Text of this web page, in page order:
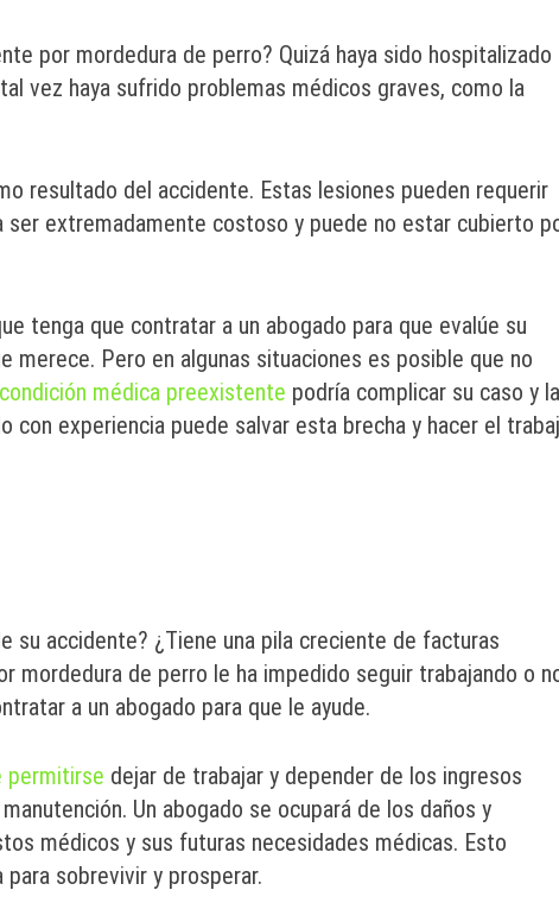
por mordedura de perro? Quizá haya sido hospitalizado
vez haya sufrido problemas médicos graves, como la
resultado del accidente. Estas lesiones pueden requerir
ser extremadamente costoso y puede no estar cubierto
tenga que contratar a un abogado para que evalúe su
merece. Pero en algunas situaciones es posible que no
condición médica preexistente podría complicar su caso y la
con experiencia puede salvar esta brecha y hacer el
su accidente? ¿Tiene una pila creciente de facturas
mordedura de perro le ha impedido seguir trabajando o
a un abogado para que le ayude.
permitirse dejar de trabajar y depender de los ingresos
Un abogado se ocupará de los daños y
médicos y sus futuras necesidades médicas. Esto
sobrevivir y prosperar.